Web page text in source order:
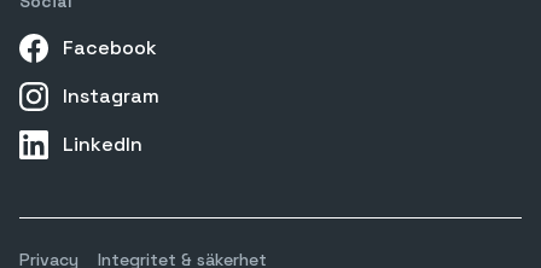
Facebook
Instagram
LinkedIn
Privacy Integritet & säkerhet